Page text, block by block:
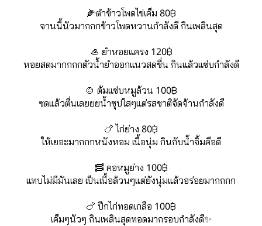
🌽ตำข้าวโพดไข่เค็ม 80฿
จานนี้นัวมากกกข้าวโพดหวานกำลังดี กินเพลินสุด
🦪 ยำหอยแครง 120฿
หอยสดมากกกกตัวน้ำยำออกแนวสดชื่น กินแล้วแซ่บกำลังดี
🍲 ต้มแซ่บหมูล้วน 100฿
ซดแล้วตื่นเลยยยน้ำซุปใสๆแต่รสชาติจัดจ้านกำลังดี
🍗 ไก่ย่าง 80฿
ให้เยอะมากกกหนังหอม เนื้อนุ่ม กินกับน้ำจิ้มคือดี
🥓 คอหมูย่าง 100฿
แทบไม่มีมันเลย เป็นเนื้อล้วนๆแต่ยังนุ่มแล้วอร่อยมากกกก
🍗 ปีกไก่ทอดเกลือ 100฿
เค็มๆนัวๆ กินเพลินสุดทอดมากรอบกำลังดี✨